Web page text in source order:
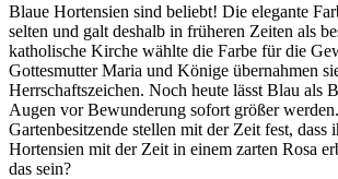
Blaue Hortensien sind beliebt! Die elegante
selten und galt deshalb in früheren Zeiten als
katholische Kirche wählte die Farbe für die
Gottesmutter Maria und Könige übernahmen
Herrschaftszeichen. Noch heute lässt Blau als
Augen vor Bewunderung sofort größer
Gartenbesitzende stellen mit der Zeit fest, dass
Hortensien mit der Zeit in einem zarten Rosa
das sein?